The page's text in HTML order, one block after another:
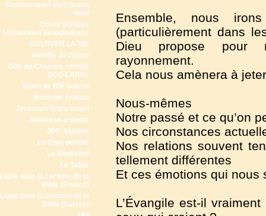
Communauté du Chemin
Neuf
Credo Schloss
Unspunnen Gruppenhaus
CULTIVER LA VIE
Famille Je t'aime
Gîte du Charron, certifié
ECO-LABEL
Grain de Blé Suisse
Horizons France
Jeremiah Tours Israël
Jeunesse ardente
JPC Séjours
Le Chat perché
Le Rimlishof
Le Tabor
Ligue pour la Lecture de la
Bible (France)
Ligue pour la Lecture de la
Bible (Suisse)
Ensemble, nous
(particulièrement dans
Dieu propose pour
rayonnement.
Cela nous amènera à
Nous-mêmes
Notre passé et ce qu’on
Nos circonstances
Nos relations souvent
tellement différentes
Et ces émotions qui nous
L’Évangile est-il